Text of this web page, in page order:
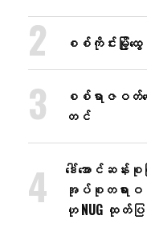
စစ်ကိုင်းမြို့ထွေ
စစ်ရာဇဝတ်
တင်
ဒေါ်အောင်ဆန်
အုပ်စုတရား
ဟု NUG ထုတ်ပ